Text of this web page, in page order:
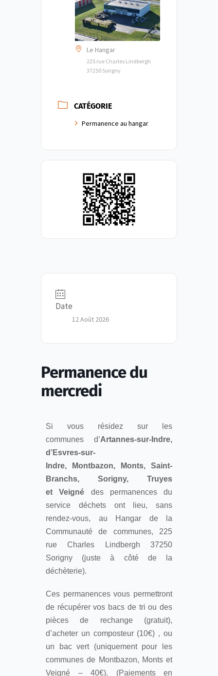
Le Hangar
225 rue Charles Lindbergh
37250 Sorigny
CATÉGORIE
Permanence au hangar
Date
12 Août 2026
Permanence du
mercredi
Si vous résidez sur les
communes d’Artannes-sur-Indre,
d’Esvres-sur-
Indre, Montbazon, Monts, Saint-
Branchs, Sorigny, Truyes
et Veigné des permanences du
service déchets ont lieu, sans
rendez-vous, au Hangar de la
Communauté de communes, 225
rue Charles Lindbergh 37250
Sorigny (juste à côté de la
déchèterie).
Ces permanences vous permettront
de récupérer vos bacs de tri ou des
pièces de rechange (gratuit),
d’acheter un composteur (10€) , ou
un bac vert (uniquement pour les
communes de Montbazon, Monts et
Veigné – 40€). (Paiements en